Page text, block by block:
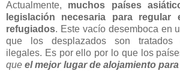
Actualmente, muchos países
legislación necesaria para
refugiados. Este vacío desemboca en
que los desplazados son tratados
ilegales. Es por ello por lo que los
queel mejor lugar de alojamiento